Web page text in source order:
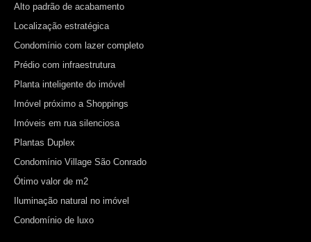
Alto padrão de acabamento
Localização estratégica
Condomínio com lazer completo
Prédio com infraestrutura
Planta inteligente do imóvel
Imóvel próximo a Shoppings
Imóveis em rua silenciosa
Plantas Duplex
Condomínio Village São Conrado
Ótimo valor de m2
Iluminação natural no imóvel
Condomínio de luxo